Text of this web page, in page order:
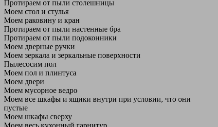
Протираем от пыли столешницы
Моем стол и стулья
Моем раковину и кран
Протираем от пыли настенные бра
Протираем от пыли подоконники
Моем дверные ручки
Моем зеркала и зеркальные поверхности
Пылесосим пол
Моем пол и плинтуса
Моем двери
Моем мусорное ведро
Моем все шкафы и ящики внутри при условии, что они
пустые
Моем шкафы сверху
Моем весь кухонный гарнитур